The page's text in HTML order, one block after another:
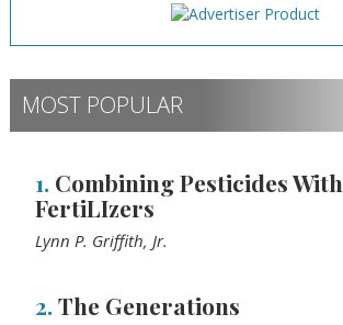
MOST POPULAR
1. Combining Pesticides With
FertiLIzers
Lynn P. Griffith, Jr.
2.The Generations